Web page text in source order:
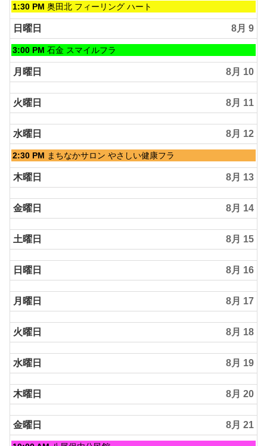
土
曜
日,
8
月
8th
2026
1:30 PM 奥田北 フィーリング ハート
日曜日 8月 9
日
曜
日,
8
月
9th
2026
3:00 PM 石金 スマイルフラ
月曜日 8月 10
火曜日 8月 11
水曜日 8月 12
水
曜
日,
8
月
12th
2026
2:30 PM まちなかサロン やさしい健康フラ
木曜日 8月 13
金曜日 8月 14
土曜日 8月 15
日曜日 8月 16
月曜日 8月 17
火曜日 8月 18
水曜日 8月 19
木曜日 8月 20
金曜日 8月 21